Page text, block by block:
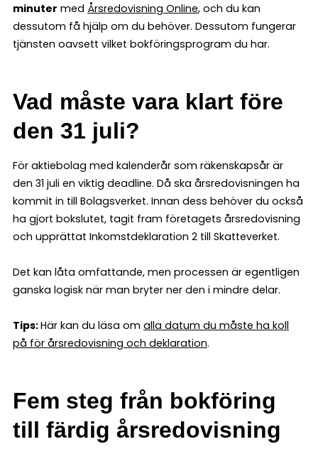
minuter med Årsredovisning Online, och du kan
dessutom få hjälp om du behöver. Dessutom fungerar
tjänsten oavsett vilket bokföringsprogram du har.
Vad måste vara klart före
den 31 juli?
För aktiebolag med kalenderår som räkenskapsår är
den 31 juli en viktig deadline. Då ska årsredovisningen ha
kommit in till Bolagsverket. Innan dess behöver du också
ha gjort bokslutet, tagit fram företagets årsredovisning
och upprättat Inkomstdeklaration 2 till Skatteverket.
Det kan låta omfattande, men processen är egentligen
ganska logisk när man bryter ner den i mindre delar.
Tips:Här kan du läsa om alla datum du måste ha koll
på för årsredovisning och deklaration.
Fem steg från bokföring
till färdig årsredovisning